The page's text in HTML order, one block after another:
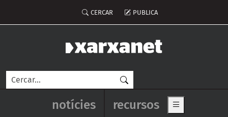
Menú del compte d'usuari
CERCAR PUBLICA
Cerca
Navegació principal de
notícies recursos Show main